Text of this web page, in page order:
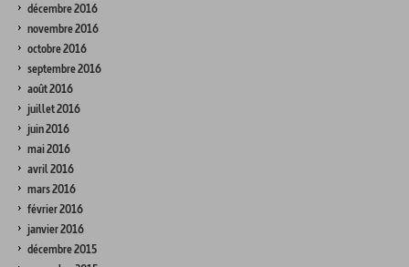
décembre 2016
novembre 2016
octobre 2016
septembre 2016
août 2016
juillet 2016
juin 2016
mai 2016
avril 2016
mars 2016
février 2016
janvier 2016
décembre 2015